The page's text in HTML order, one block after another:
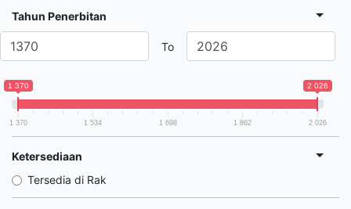
Tahun Penerbitan
To
1 370 2 026
1 370 1 534 1 698 1 862 2 026
Ketersediaan
Tersedia di Rak